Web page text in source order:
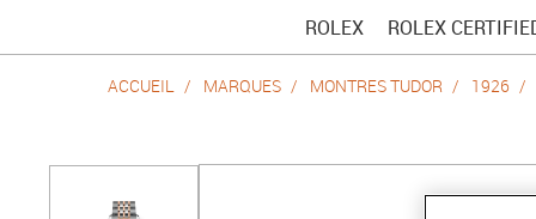
ROLEX ROLEX
ACCUEIL MARQUES MONTRES TUDOR 1926